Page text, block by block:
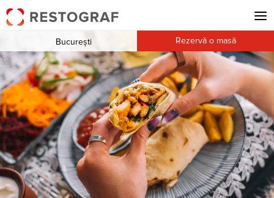
București Rezervă o masă